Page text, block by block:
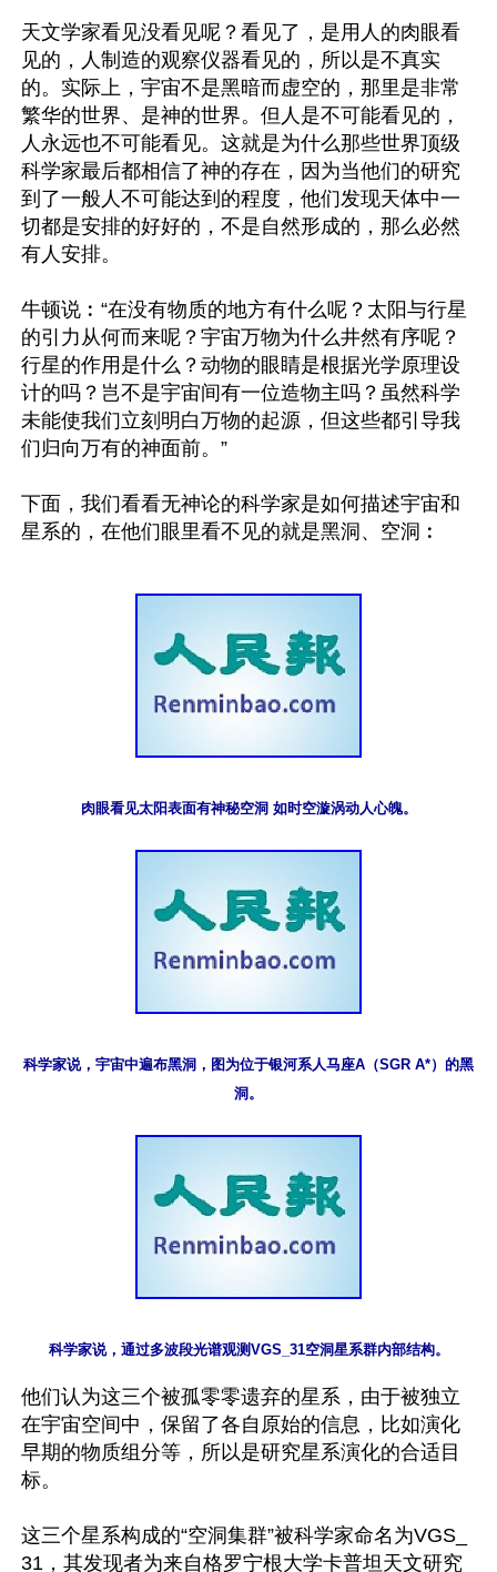
天文学家看见没看见呢？看见了，是用人的肉眼看
见的，人制造的观察仪器看见的，所以是不真实
的。实际上，宇宙不是黑暗而虚空的，那里是非常
繁华的世界、是神的世界。但人是不可能看见的，
人永远也不可能看见。这就是为什么那些世界顶级
科学家最后都相信了神的存在，因为当他们的研究
到了一般人不可能达到的程度，他们发现天体中一
切都是安排的好好的，不是自然形成的，那么必然
有人安排。
牛顿说︰“在没有物质的地方有什么呢？太阳与行星
的引力从何而来呢？宇宙万物为什么井然有序呢？
行星的作用是什么？动物的眼睛是根据光学原理设
计的吗？岂不是宇宙间有一位造物主吗？虽然科学
未能使我们立刻明白万物的起源，但这些都引导我
们归向万有的神面前。”
下面，我们看看无神论的科学家是如何描述宇宙和
科学家说，宇宙中遍布黑洞，图为位于银河系人马座A（SGR A*）的黑
他们认为这三个被孤零零遗弃的星系，由于被独立
在宇宙空间中，保留了各自原始的信息，比如演化
早期的物质组分等，所以是研究星系演化的合适目
标。
这三个星系构成的“空洞集群”被科学家命名为VGS_
31，其发现者为来自格罗宁根大学卡普坦天文研究